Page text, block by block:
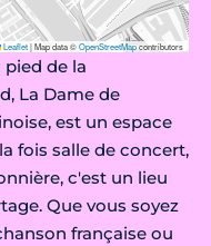
Leaflet|Map data ©OpenStreetMapcontributors
pied de la
La Dame de
est un espace
fois salle de concert,
c'est un lieu
Que vous soyez
française ou